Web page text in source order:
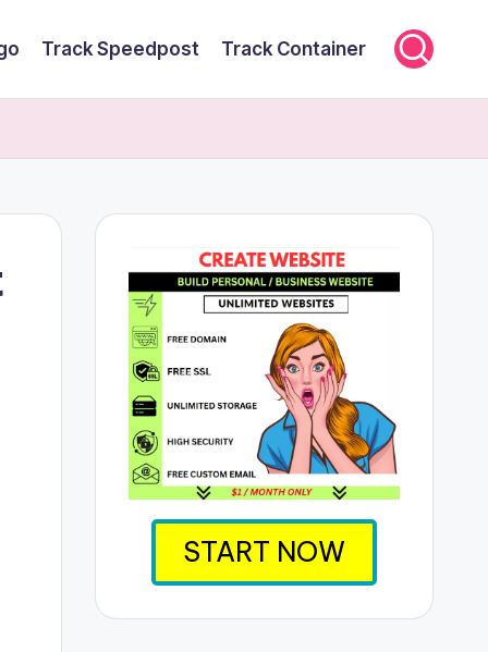
Track Speedpost Track Container
START NOW